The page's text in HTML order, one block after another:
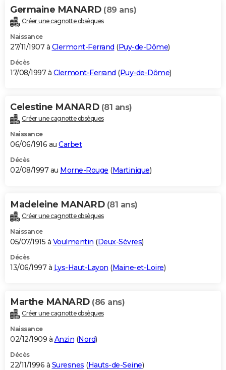
Germaine MANARD (89 ans)
Créer une cagnotte obsèques
Naissance
27/11/1907 à Clermont-Ferrand (Puy-de-Dôme)
Décès
17/08/1997 à Clermont-Ferrand (Puy-de-Dôme)
Celestine MANARD (81 ans)
Créer une cagnotte obsèques
Naissance
06/06/1916 au Carbet
Décès
02/08/1997 au Morne-Rouge (Martinique)
Madeleine MANARD (81 ans)
Créer une cagnotte obsèques
Naissance
05/07/1915 à Voulmentin (Deux-Sèvres)
Décès
13/06/1997 à Lys-Haut-Layon (Maine-et-Loire)
Marthe MANARD (86 ans)
Créer une cagnotte obsèques
Naissance
02/12/1909 à Anzin (Nord)
Décès
22/11/1996 à Suresnes (Hauts-de-Seine)